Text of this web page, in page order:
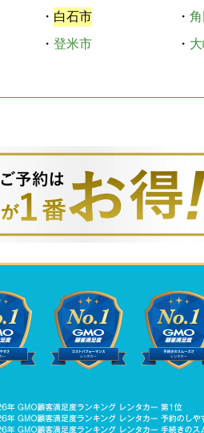
・ 白石市 ・
・ 登米市 ・